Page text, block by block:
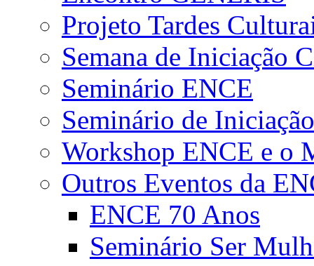
Projeto Tardes
Semana de Iniciação
Seminário ENCE
Seminário de
Workshop ENCE e o
Outros Eventos da
ENCE 70 Anos
Seminário Ser